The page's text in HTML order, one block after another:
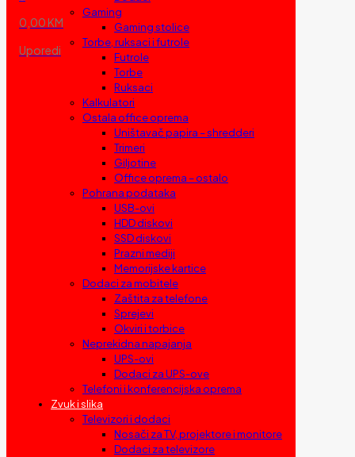
0,00 KM
Uporedi
Gaming
Gaming stolice
Torbe, ruksaci i futrole
Futrole
Torbe
Ruksaci
Kalkulatori
Ostala office oprema
Uništavač papira – shredderi
Trimeri
Giljotine
Office oprema – ostalo
Pohrana podataka
USB-ovi
HDD diskovi
SSD diskovi
Prazni mediji
Memorijske kartice
Dodaci za mobitele
Zaštita za telefone
Sprejevi
Okviri i torbice
Neprekidna napajanja
UPS-ovi
Dodaci za UPS-ove
Telefoni i konferencijska oprema
Zvuk i slika
Televizori i dodaci
Nosači za TV, projektore i monitore
Dodaci za televizore